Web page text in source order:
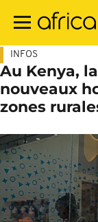
contenu
INFOS
Au Kenya,
nouveaux
zones